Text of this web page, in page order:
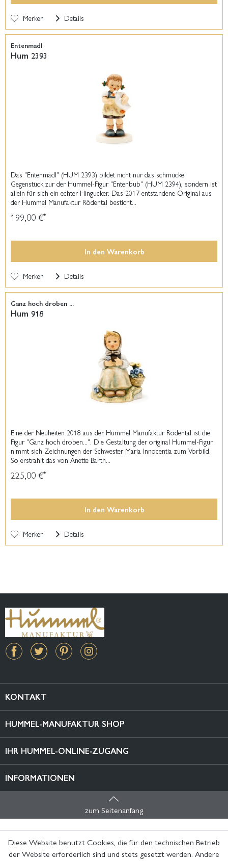
Merken Details
Entenmadl
Hum 2393
Das "Entenmadl" (HUM 2393) bildet nicht nur das schmucke
Gegenstück zur der Hummel-Figur "Entenbub" (HUM 2394), sondern ist
allein für sich ein echter Hingucker. Das 2017 entstandene Original aus
der Hummel Manufaktur Rödental besticht...
199,00 €*
In den Warenkorb
Merken Details
Ganz hoch droben ...
Hum 918
Eine der Neuheiten 2018 aus der Hummel Manufaktur Rödental ist die
Figur "Ganz hoch droben...". Die Gestaltung der original Hummel-Figur
nimmt sich Zeichnungen der Schwester Maria Innocentia zum Vorbild.
So erstrahlt das von Anette Barth...
225,00 €*
In den Warenkorb
Merken Details
KONTAKT
HUMMEL-MANUFAKTUR SHOP
IHR HUMMEL-ONLINE-ZUGANG
INFORMATIONEN
zum Seitenanfang
Diese Website benutzt Cookies, die für den technischen Betrieb
der Website erforderlich sind und stets gesetzt werden. Andere